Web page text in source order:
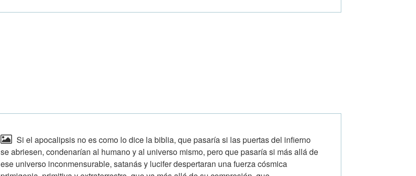
Si el apocalipsis no es como lo dice la biblia, que pasaría si las puertas del infierno
se abriesen, condenarían al humano y al universo mismo, pero que pasaría si más allá de
ese universo inconmensurable, satanás y lucifer despertaran una fuerza cósmica